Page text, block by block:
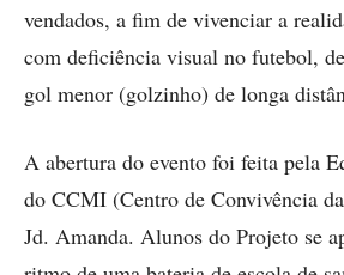
vendados, a fim de vivenciar a
com deficiência visual no futebol,
gol menor (golzinho) de longa
A abertura do evento foi feita pela
do CCMI (Centro de Convivência
Jd. Amanda. Alunos do Projeto se